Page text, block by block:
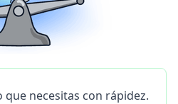
que necesitas con rápidez.